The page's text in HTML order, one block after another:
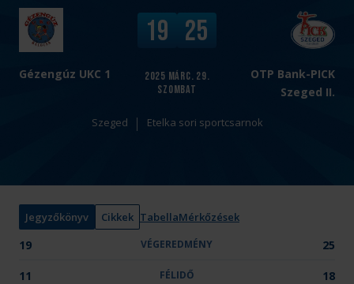
Gézengúz UKC 1
v
s
.
OTP Bank-PICK
Szeged II.
2025 márc. 29.
szombat
V
é
e
r
e
é
y
:
19 25
Szeged Etelka sori sportcsarnok
Jegyzőkönyv Cikkek TabellaMérkőzések
19 VÉGEREDMÉNY 25
11 FÉLIDŐ 18